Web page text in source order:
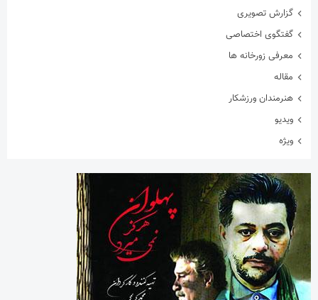
گزارش تصویری
گفتگوی اختصاصی
معرفی زورخانه ها
مقاله
هنرمندان ورزشکار
ویدیو
ویژه